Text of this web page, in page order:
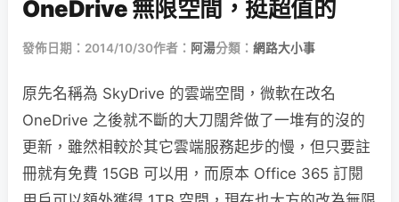
OneDrive 無限空間，挺超值的
發佈日期：2014/10/30作者： 阿湯分類： 網路大小事
原先名稱為 SkyDrive 的雲端空間，微軟在改名
OneDrive 之後就不斷的大刀闊斧做了一堆有的沒的
更新，雖然相較於其它雲端服務起步的慢，但只要註
冊就有免費 15GB 可以用，而原本 Office 365 訂閱